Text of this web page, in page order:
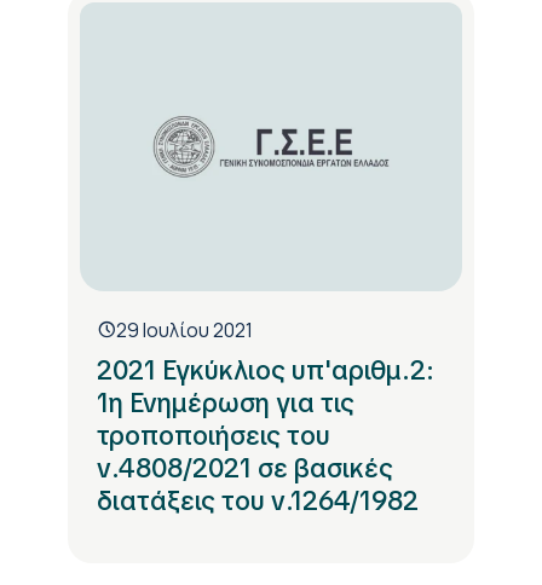
29 Ιουλίου 2021
2021 Εγκύκλιος υπ'αριθμ.2:
1η Ενημέρωση για τις
τροποποιήσεις του
ν.4808/2021 σε βασικές
διατάξεις του ν.1264/1982